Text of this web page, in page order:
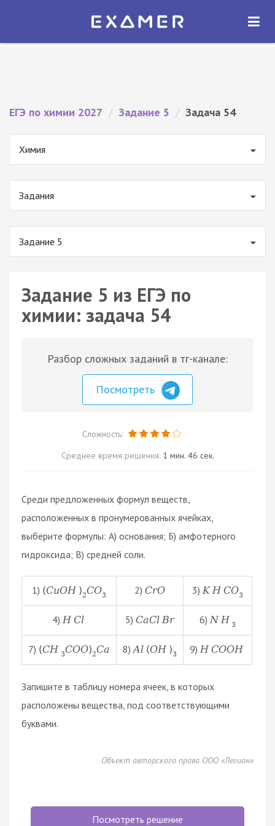
Экзамер — ЕГЭ 2027
ОТКРЫТЬ
ЕГЭ по химии 2027 / Задание 5 / Задача 54
Химия
Задания
Задание 5
Задание 5 из ЕГЭ по
химии: задача 54
Разбор сложных заданий в тг-канале:
Посмотреть
Сложность:
Среднее время решения: 1 мин. 46 сек.
Среди предложенных формул веществ,
расположенных в пронумерованных ячейках,
выберите формулы: А) основания; Б) амфотерного
гидроксида; В) средней соли.
1) (CuOH )2CO3 2) CrO 3) K H CO3
4) H Cl 5)CaCl Br 6) N H 3
7) (CH 3COO)2Ca 8)Al (OH )3 9) H COOH
Запишите в таблицу номера ячеек, в которых
расположены вещества, под соответствующими
буквами.
Объект авторского права ООО «Легион»
Посмотреть решение